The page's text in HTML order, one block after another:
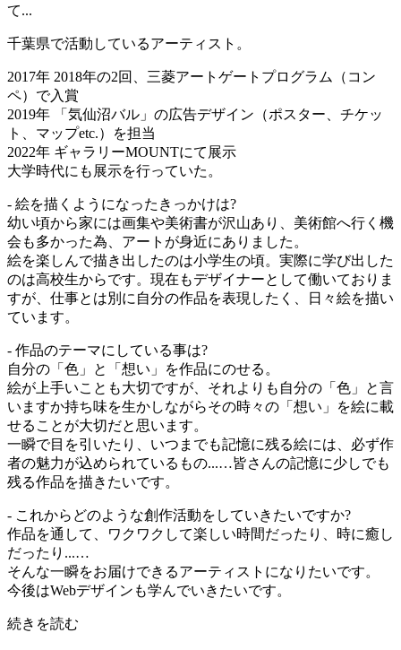
て...
千葉県で活動しているアーティスト。
2017年 2018年の2回、三菱アートゲートプログラム（コン
ペ）で入賞
2019年 「気仙沼バル」の広告デザイン（ポスター、チケッ
ト、マップetc.）を担当
2022年 ギャラリーMOUNTにて展示
大学時代にも展示を行っていた。
- 絵を描くようになったきっかけは?
幼い頃から家には画集や美術書が沢山あり、美術館へ行く機
会も多かった為、アートが身近にありました。
絵を楽しんで描き出したのは小学生の頃。実際に学び出した
のは高校生からです。現在もデザイナーとして働いておりま
すが、仕事とは別に自分の作品を表現したく、日々絵を描い
ています。
- 作品のテーマにしている事は?
自分の「色」と「想い」を作品にのせる。
絵が上手いことも大切ですが、それよりも自分の「色」と言
いますか持ち味を生かしながらその時々の「想い」を絵に載
せることが大切だと思います。
一瞬で目を引いたり、いつまでも記憶に残る絵には、必ず作
者の魅力が込められているもの...…皆さんの記憶に少しでも
残る作品を描きたいです。
- これからどのような創作活動をしていきたいですか?
作品を通して、ワクワクして楽しい時間だったり、時に癒し
だったり...…
そんな一瞬をお届けできるアーティストになりたいです。
今後はWebデザインも学んでいきたいです。
続きを読む